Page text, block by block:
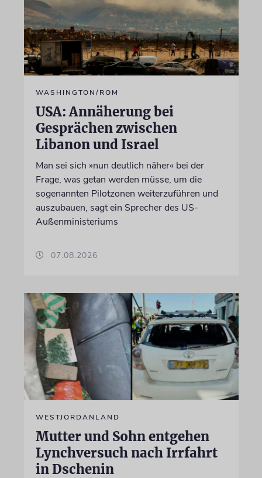
WASHINGTON/ROM
USA: Annäherung bei
Gesprächen zwischen
Libanon und Israel
Man sei sich »nun deutlich näher« bei der
Frage, was getan werden müsse, um die
sogenannten Pilotzonen weiterzuführen und
auszubauen, sagt ein Sprecher des US-
Außenministeriums
07.08.2026
WESTJORDANLAND
Mutter und Sohn entgehen
Lynchversuch nach Irrfahrt
in Dschenin